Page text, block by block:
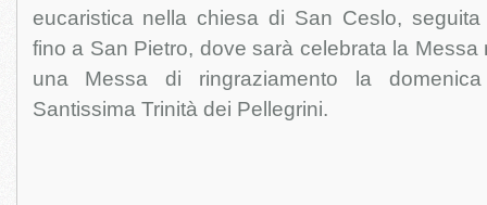
eucaristica nella chiesa di San Ceslo,
fino a San Pietro, dove sarà celebrata la Messa
una Messa di ringraziamento la
Santissima Trinità dei Pellegrini.